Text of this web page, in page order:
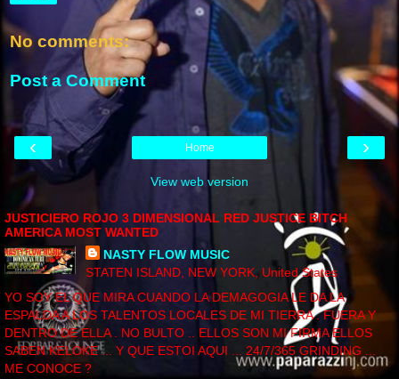
No comments:
Post a Comment
‹ ›
Home
View web version
JUSTICIERO ROJO 3 DIMENSIONAL RED JUSTICE BITCH
AMERICA MOST WANTED
NASTY FLOW MUSIC
STATEN ISLAND, NEW YORK, United States
YO SOY EL QUE MIRA CUANDO LA DEMAGOGIA LE DA LA
ESPALDA A LOS TALENTOS LOCALES DE MI TIERRA . FUERA Y
DENTRO DE ELLA . NO BULTO .. ELLOS SON MI FIRMA ELLOS
SABEN KELOKE ... Y QUE ESTOI AQUI ... 24/7/365 GRINDING ...
ME CONOCE ?